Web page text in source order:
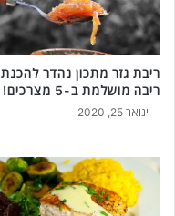
ריבת גזר מתכון נהדר להכנת
ריבה מושלמת ב-5 מצרכים!
ינואר 25, 2020